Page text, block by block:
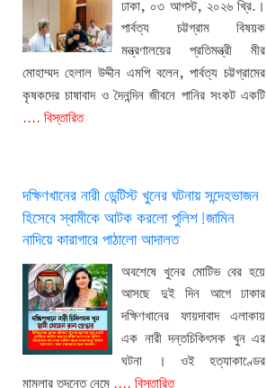
ঢাকা, ০৩ আগস্ট, ২০২৬ খ্রি.।
পার্বত্য চট্টগ্রাম বিষয়ক
মন্ত্রণালয়ের প্রতিমন্ত্রী মীর
মোহাম্মদ হেলাল উদ্দীন এমপি বলেন, পার্বত্য চট্টগ্রামের
কৃষকদের চাষাবাদ ও দৈনন্দিন জীবনে পানির সংকট একটি
.... বিস্তারিত
দক্ষিণখানের নারী ডেন্টিস্ট খুনের ঘটনায় সন্দেহভাজন
হিসেবে স্বামীকে আটক করলো পুলিশ!জামিন
নাদিয়ে কারাগারে পাঠালো আদালত
অবশেষে খুনের মোটিভ বের হয়ে
আসছে দুই দিন আগে ঢাকার
দক্ষিণখানের ফায়দাবাদ এলাকায়
এক নারী দন্তচিকিৎসক খুন এর
ঘটনা । ওই হত্যাকাণ্ডের